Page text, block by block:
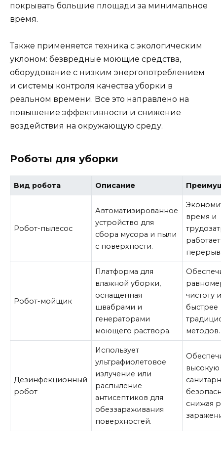
покрывать большие площади за минимальное
время.
Также применяется техника с экологическим
уклоном: безвредные моющие средства,
оборудование с низким энергопотреблением
и системы контроля качества уборки в
реальном времени. Все это направлено на
повышение эффективности и снижение
воздействия на окружающую среду.
Роботы для уборки
Вид робота Описание
Робот-пылесос
Автоматизированное
устройство для
сбора мусора и пыли
с поверхности.
время и
Робот-мойщик
Платформа для
влажной уборки,
оснащенная
швабрами и
генераторами
моющего раствора.
чистоту
быстрее
методов.
Дезинфекционный
робот
Использует
ультрафиолетовое
излучение или
распыление
антисептиков для
обеззараживания
поверхностей.
высокую
снижая